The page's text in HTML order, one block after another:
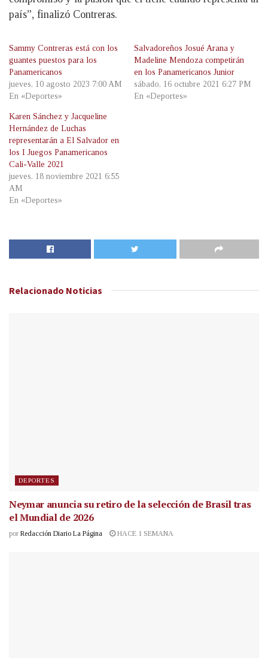
país”, finalizó Contreras.
Sammy Contreras está con los
guantes puestos para los
Panamericanos
jueves, 10 agosto 2023 7:00 AM
En «Deportes»
Salvadoreños Josué Arana y
Madeline Mendoza competirán
en los Panamericanos Junior
sábado, 16 octubre 2021 6:27 PM
En «Deportes»
Karen Sánchez y Jacqueline
Hernández de Luchas
representarán a El Salvador en
los I Juegos Panamericanos
Cali-Valle 2021
jueves, 18 noviembre 2021 6:55
AM
En «Deportes»
Relacionado Noticias
DEPORTES
Neymar anuncia su retiro de la selección de Brasil tras
el Mundial de 2026
por Redacción Diario La Página HACE 1 SEMANA